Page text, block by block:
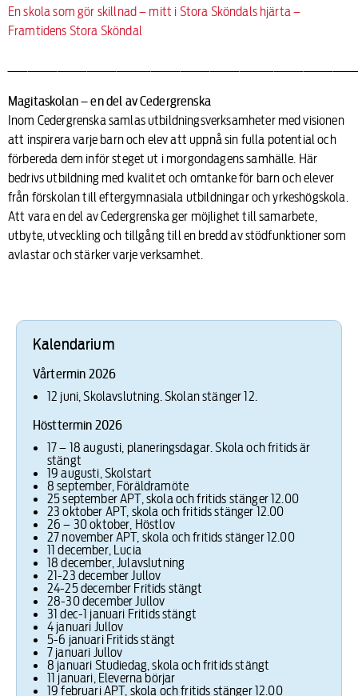
Kalendarium
Vårtermin 2026
12 juni, Skolavslutning. Skolan stänger 12.
Hösttermin 2026
17 – 18 augusti, planeringsdagar. Skola och fritids är
stängt
19 augusti, Skolstart
8 september, Föräldramöte
25 september APT, skola och fritids stänger 12.00
23 oktober APT, skola och fritids stänger 12.00
26 – 30 oktober, Höstlov
27 november APT, skola och fritids stänger 12.00
11 december, Lucia
18 december, Julavslutning
21-23 december Jullov
24-25 december Fritids stängt
28-30 december Jullov
31 dec-1 januari Fritids stängt
4 januari Jullov
5-6 januari Fritids stängt
7 januari Jullov
8 januari Studiedag, skola och fritids stängt
11 januari, Eleverna börjar
19 februari APT, skola och fritids stänger 12.00
En skola som gör skillnad – mitt i Stora Sköndals hjärta –
Framtidens Stora Sköndal
Magitaskolan – en del av Cedergrenska
Inom Cedergrenska samlas utbildningsverksamheter med visionen
att inspirera varje barn och elev att uppnå sin fulla potential och
förbereda dem inför steget ut i morgondagens samhälle. Här
bedrivs utbildning med kvalitet och omtanke för barn och elever
från förskolan till eftergymnasiala utbildningar och yrkeshögskola.
Att vara en del av Cedergrenska ger möjlighet till samarbete,
utbyte, utveckling och tillgång till en bredd av stödfunktioner som
avlastar och stärker varje verksamhet.